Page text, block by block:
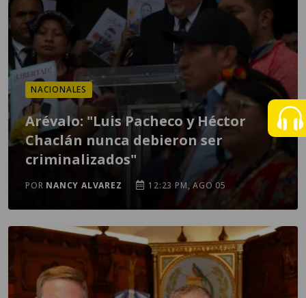
NACIONALES
Arévalo: "Luis Pacheco y Héctor
Chaclán nunca debieron ser
criminalizados"
POR NANCY ALVAREZ 12:23 PM, AGO 05